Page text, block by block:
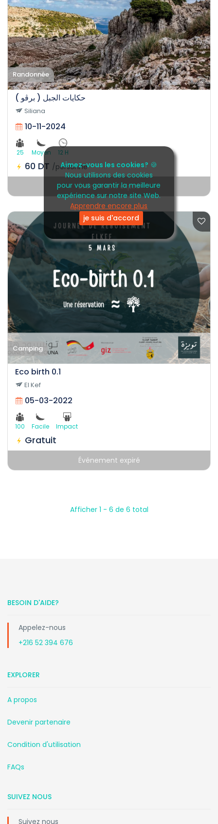
Aimez-vous les cookies? 🍪
Nous utilisons des cookies
pour vous garantir la meilleure
expérience sur notre site Web.
Apprendre encore plus
je suis d'accord
Randonnée
حكايات الجبل ( برڨو )
Siliana
10-11-2024
25 Moyen 12 H
60 DT /personne
Événement expiré
Camping
Eco birth 0.1
El Kef
05-03-2022
100 Facile Impact
Gratuit
Événement expiré
Afficher 1 - 6 de 6 total
BESOIN D'AIDE?
Appelez-nous
+216 52 394 676
EXPLORER
A propos
Devenir partenaire
Condition d'utilisation
FAQs
SUIVEZ NOUS
Suivez nous